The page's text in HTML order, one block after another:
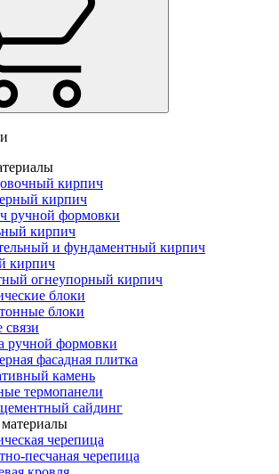
кирпич
кирпич
ручной формовки
кирпич
и фундаментный кирпич
кирпич
огнеупорный кирпич
блоки
блоки
связи
ручной формовки
фасадная плитка
камень
термопанели
сайдинг
черепица
песчаная черепица